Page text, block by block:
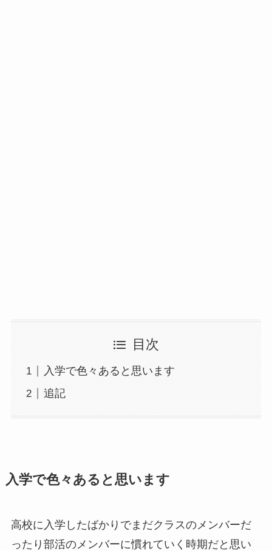
目次
入学で色々あると思います
追記
入学で色々あると思います
高校に入学したばかりでまだクラスのメンバーだ
ったり部活のメンバーに慣れていく時期だと思い